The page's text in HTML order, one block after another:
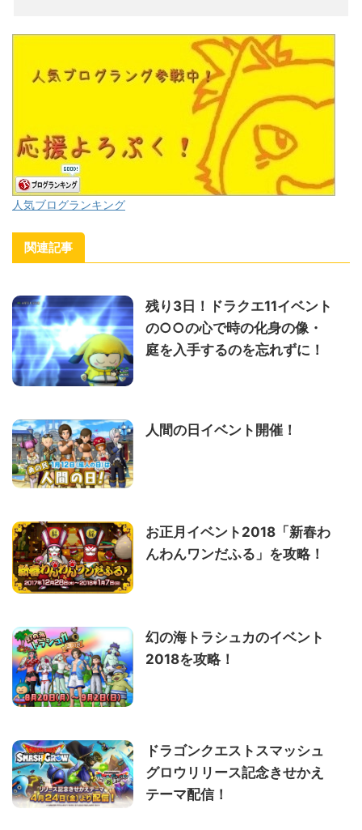
人気ブログランキング
関連記事
残り3日！ドラクエ11イベント
の○○の心で時の化身の像・
庭を入手するのを忘れずに！
人間の日イベント開催！
お正月イベント2018「新春わ
んわんワンだふる」を攻略！
幻の海トラシュカのイベント
2018を攻略！
ドラゴンクエストスマッシュ
グロウリリース記念きせかえ
テーマ配信！